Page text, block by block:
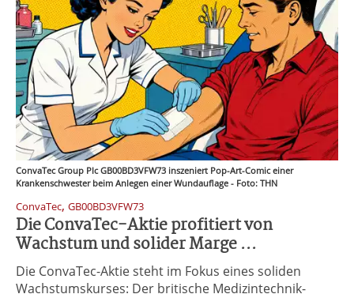
ConvaTec Group Plc GB00BD3VFW73 inszeniert Pop-Art-Comic einer
Krankenschwester beim Anlegen einer Wundauflage - Foto: THN
ConvaTec, GB00BD3VFW73
Die ConvaTec-Aktie profitiert von
Wachstum und solider Marge ...
Die ConvaTec-Aktie steht im Fokus eines soliden
Wachstumskurses: Der britische Medizintechnik-